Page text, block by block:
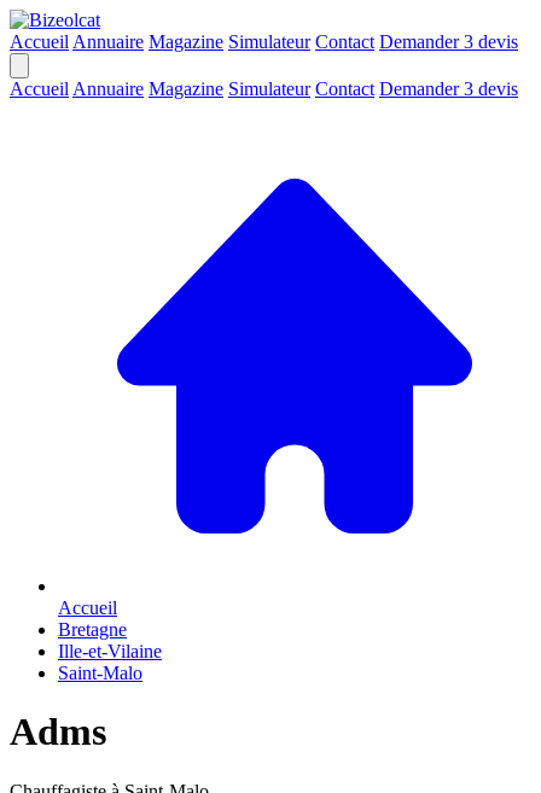
Accueil Annuaire Magazine Simulateur Contact Demander 3 devis
Accueil Annuaire Magazine Simulateur Contact Demander 3 devis
Accueil
Bretagne
Ille-et-Vilaine
Saint-Malo
Adms